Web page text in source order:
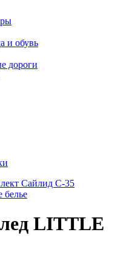
и обувь
дороги
Сайлид С-35
белье
LITTLE